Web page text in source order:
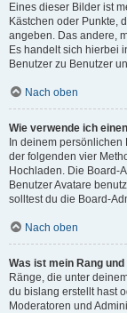
Eines dieser Bilder ist
Kästchen oder Punkte,
angeben. Das andere,
Es handelt sich hierbei
Benutzer zu Benutzer
Nach oben
Wie verwende ich
In deinem persönlichen
der folgenden vier
Hochladen. Die Board-
Benutzer Avatare
solltest du die Board-
Nach oben
Was ist mein Rang
Ränge, die unter
du bislang erstellt hast
Moderatoren und